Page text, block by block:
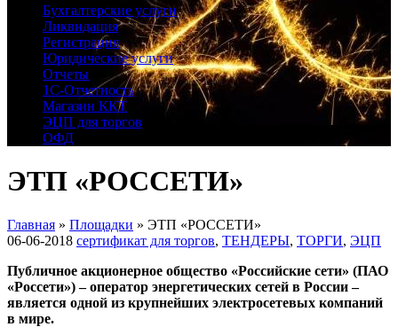
Бухгалтерские услуги
Ликвидация
Регистрация
Юридические услуги
Отчеты
1С-Отчетность
Магазин ККТ
ЭЦП для торгов
ОФД
ЭТП «РОССЕТИ»
Главная » Площадки » ЭТП «РОССЕТИ»
06-06-2018 сертификат для торгов, ТЕНДЕРЫ, ТОРГИ, ЭЦП
Публичное акционерное общество «Российские сети» (ПАО
«Россети») – оператор энергетических сетей в России –
является одной из крупнейших электросетевых компаний
в мире.